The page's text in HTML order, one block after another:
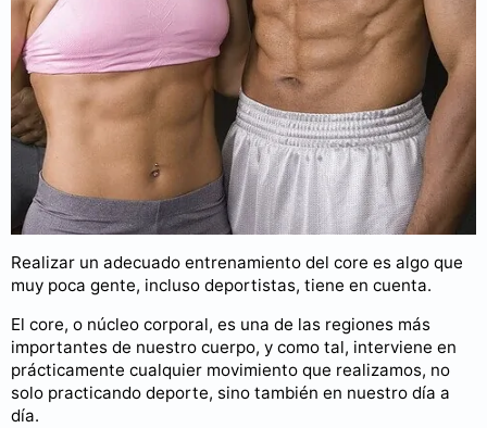
Realizar un adecuado entrenamiento del core es algo que
muy poca gente, incluso deportistas, tiene en cuenta.
El core, o núcleo corporal, es una de las regiones más
importantes de nuestro cuerpo, y como tal, interviene en
prácticamente cualquier movimiento que realizamos, no
solo practicando deporte, sino también en nuestro día a
día.